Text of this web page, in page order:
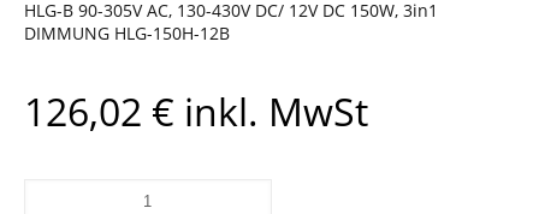
HLG-B 90-305V AC, 130-430V DC/ 12V DC 150W, 3in1
DIMMUNG HLG-150H-12B
126,02 € inkl. MwSt